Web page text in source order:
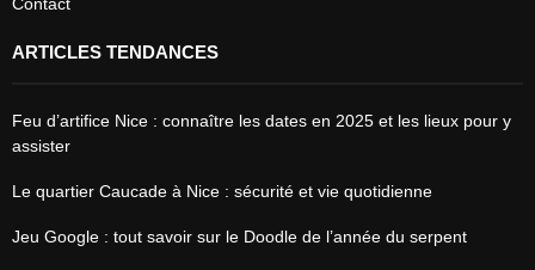
ARTICLES TENDANCES
Feu d’artifice Nice : connaître les dates en 2025 et les lieux pour y
assister
Le quartier Caucade à Nice : sécurité et vie quotidienne
Jeu Google : tout savoir sur le Doodle de l’année du serpent